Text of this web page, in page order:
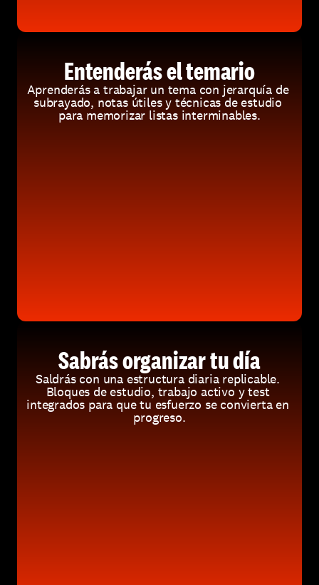
Entenderás el temario
Aprenderás a trabajar un tema con jerarquía de
subrayado, notas útiles y técnicas de estudio
para memorizar listas interminables.
Sabrás organizar tu día
Saldrás con una estructura diaria replicable.
Bloques de estudio, trabajo activo y test
integrados para que tu esfuerzo se convierta en
progreso.